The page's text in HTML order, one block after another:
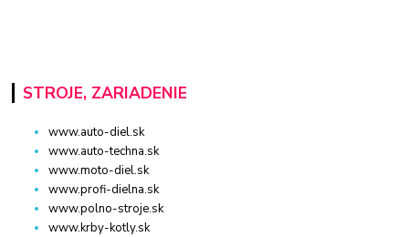
STROJE, ZARIADENIE
www.auto-diel.sk
www.auto-techna.sk
www.moto-diel.sk
www.profi-dielna.sk
www.polno-stroje.sk
www.krby-kotly.sk